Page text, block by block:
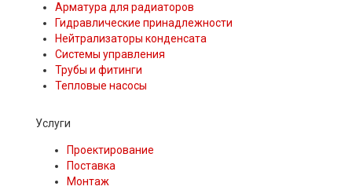
Арматура для радиаторов
Гидравлические принадлежности
Нейтрализаторы конденсата
Системы управления
Трубы и фитинги
Тепловые насосы
Услуги
Проектирование
Поставка
Монтаж